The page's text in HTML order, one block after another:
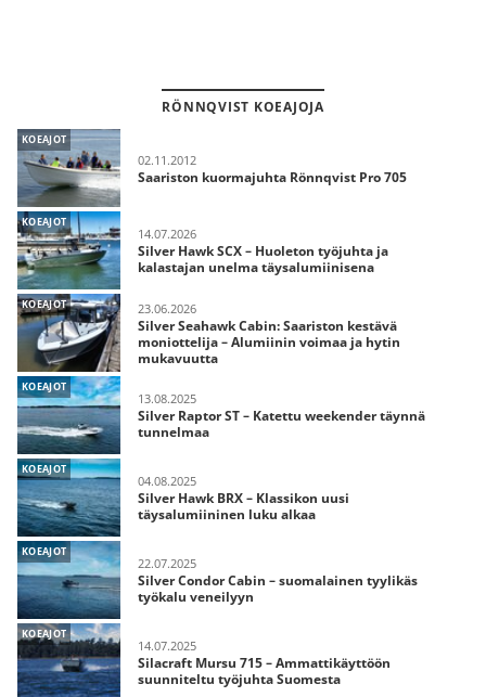
RÖNNQVIST KOEAJOJA
KOEAJOT
02.11.2012
Saariston kuormajuhta Rönnqvist Pro 705
KOEAJOT
14.07.2026
Silver Hawk SCX – Huoleton työjuhta ja
kalastajan unelma täysalumiinisena
KOEAJOT 23.06.2026
Silver Seahawk Cabin: Saariston kestävä
moniottelija – Alumiinin voimaa ja hytin
mukavuutta
KOEAJOT
13.08.2025
Silver Raptor ST – Katettu weekender täynnä
tunnelmaa
KOEAJOT
04.08.2025
Silver Hawk BRX – Klassikon uusi
täysalumiininen luku alkaa
KOEAJOT
22.07.2025
Silver Condor Cabin – suomalainen tyylikäs
työkalu veneilyyn
KOEAJOT
14.07.2025
Silacraft Mursu 715 – Ammattikäyttöön
suunniteltu työjuhta Suomesta